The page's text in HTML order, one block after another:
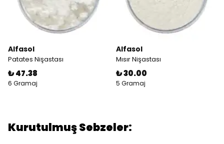
Alfasol
Patates Nişastası
₺ 47.38
6 Gramaj
Alfasol
Mısır Nişastası
₺ 30.00
5 Gramaj
Kurutulmuş Sebzeler: